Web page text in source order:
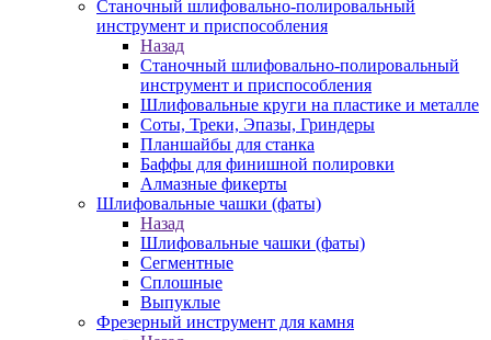
Станочный шлифовально-полировальный
инструмент и приспособления
Назад
Станочный шлифовально-полировальный
инструмент и приспособления
Шлифовальные круги на пластике и металле
Соты, Треки, Эпазы, Гриндеры
Планшайбы для станка
Баффы для финишной полировки
Алмазные фикерты
Шлифовальные чашки (фаты)
Назад
Шлифовальные чашки (фаты)
Сегментные
Сплошные
Выпуклые
Фрезерный инструмент для камня